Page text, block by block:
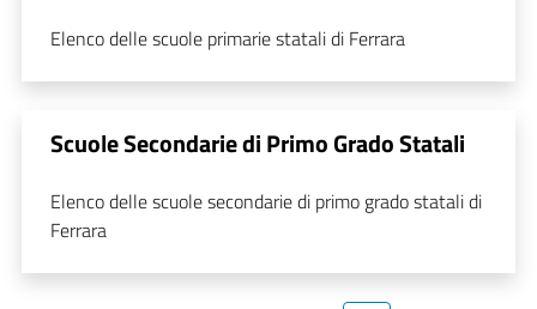
Elenco delle scuole primarie statali di Ferrara
Scuole Secondarie di Primo Grado Statali
Elenco delle scuole secondarie di primo grado statali di
Ferrara